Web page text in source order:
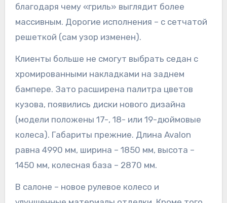
благодаря чему «гриль» выглядит более
массивным. Дорогие исполнения – с сетчатой
решеткой (сам узор изменен).
Клиенты больше не смогут выбрать седан с
хромированными накладками на заднем
бампере. Зато расширена палитра цветов
кузова, появились диски нового дизайна
(модели положены 17-, 18- или 19-дюймовые
колеса). Габариты прежние. Длина Avalon
равна 4990 мм, ширина – 1850 мм, высота –
1450 мм, колесная база – 2870 мм.
В салоне – новое рулевое колесо и